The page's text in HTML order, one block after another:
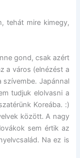
tehát mire kimegy,
gond, csak azért
a város (elnézést a
szívembe. Japánnal
tudjuk elolvasni a
Koreába. :)
között. A nagy
sem értik az
Na ez is